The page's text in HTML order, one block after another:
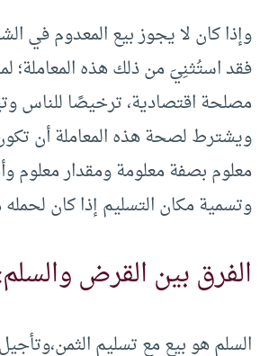
وإذا كان لا يجوز بيع المعدوم في
فقد استُثنِيَ من ذلك هذه المعاملة؛
مصلحة اقتصادية، ترخيصًا للناس
ويشترط لصحة هذه المعاملة أن
معلوم بصفة معلومة ومقدار معلوم
وتسمية مكان التسليم إذا كان لحمله
الفرق بين القرض
السلم هو بيع مع تسليم